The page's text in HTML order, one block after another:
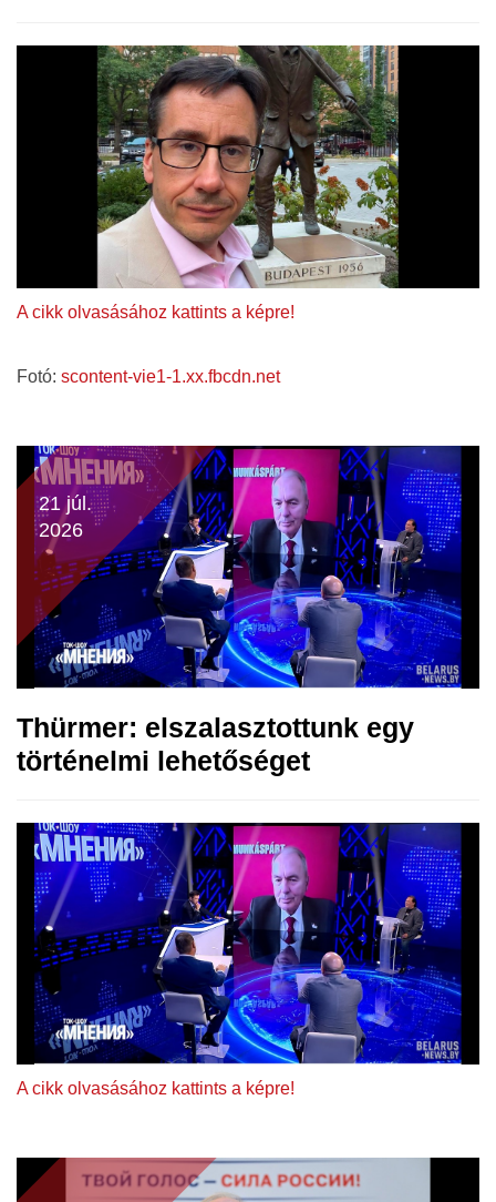
A cikk olvasásához kattints a képre!
Fotó: scontent-vie1-1.xx.fbcdn.net
21 júl.
2026
Thürmer: elszalasztottunk egy
történelmi lehetőséget
A cikk olvasásához kattints a képre!